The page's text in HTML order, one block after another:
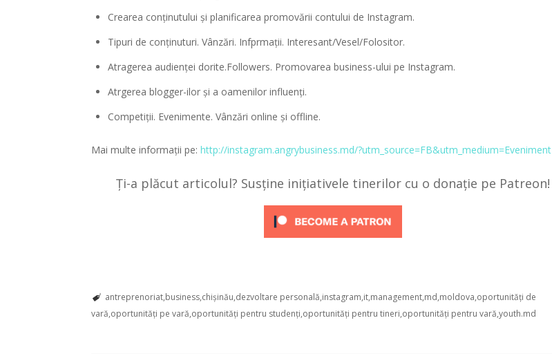
Crearea conținutului și planificarea promovării contului de Instagram.
Tipuri de conținuturi. Vânzări. Infprmații. Interesant/Vesel/Folositor.
Atragerea audienței dorite.Followers. Promovarea business-ului pe Instagram.
Atrgerea blogger-ilor și a oamenilor influenți.
Competiții. Evenimente. Vânzări online și offline.
Mai multe informații pe: http://instagram.angrybusiness.md/?utm_source=FB&utm_medium=Eveniment
Ți-a plăcut articolul? Susține inițiativele tinerilor cu o donație pe Patreon!
antreprenoriat business chișinău dezvoltare personală instagram it management md moldova oportunități de
vară oportunități pe vară oportunități pentru studenți oportunități pentru tineri oportunități pentru vară youth.md